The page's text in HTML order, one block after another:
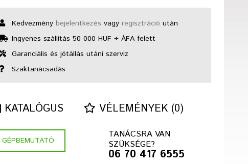
Kedvezmény bejelentkezés vagy regisztráció után
Ingyenes szállítás 50 000 HUF + ÁFA felett
Garanciális és jótállás utáni szerviz
Szaktanácsadás
KATALÓGUS VÉLEMÉNYEK (0)
GÉPBEMUTATÓ
TANÁCSRA VAN
SZÜKSÉGE?
06 70 417 6555